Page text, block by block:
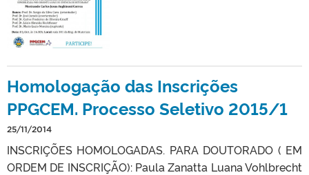
Homologação das Inscrições
PPGCEM. Processo Seletivo 2015/1
25/11/2014
INSCRIÇÕES HOMOLOGADAS. PARA DOUTORADO ( EM
ORDEM DE INSCRIÇÃO): Paula Zanatta Luana Vohlbrecht